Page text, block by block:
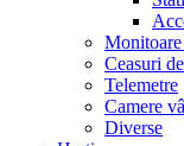
Ceasuri
Telemetre
Camere
Diverse